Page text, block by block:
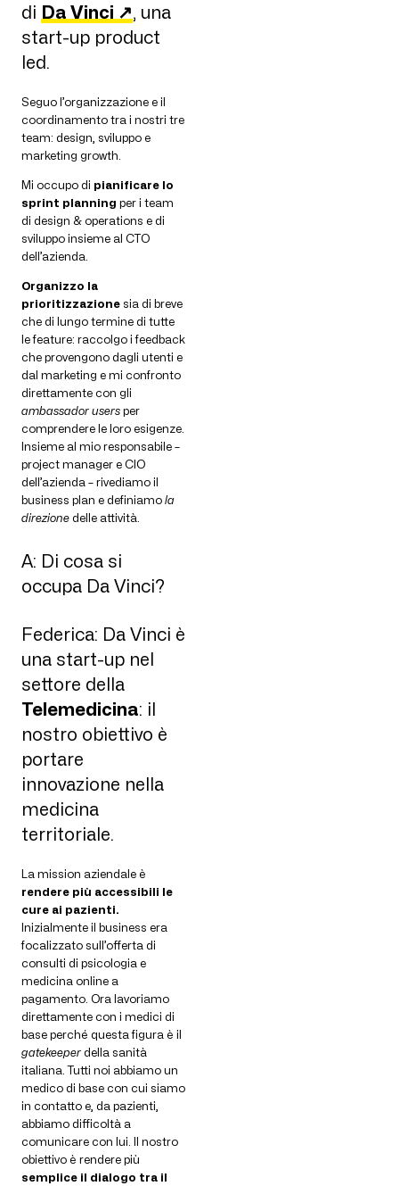
di Da Vinci ↗, una
start-up product
led.
Seguo l’organizzazione e il
coordinamento tra i nostri tre
team: design, sviluppo e
marketing growth.
Mi occupo di pianificare lo
sprint planning per i team
di design & operations e di
sviluppo insieme al CTO
dell’azienda.
Organizzo la
prioritizzazione sia di breve
che di lungo termine di tutte
le feature: raccolgo i feedback
che provengono dagli utenti e
dal marketing e mi confronto
direttamente con gli
ambassador usersper
comprendere le loro esigenze.
Insieme al mio responsabile –
project manager e CIO
dell’azienda – rivediamo il
business plan e definiamola
direzionedelle attività.
A: Di cosa si
occupa Da Vinci?
Federica: Da Vinci è
una start-up nel
settore della
Telemedicina: il
nostro obiettivo è
portare
innovazione nella
medicina
territoriale.
La mission aziendale è
rendere più accessibili le
cure ai pazienti.
Inizialmente il business era
focalizzato sull’offerta di
consulti di psicologia e
medicina online a
pagamento. Ora lavoriamo
direttamente con i medici di
base perché questa figura è il
gatekeeperdella sanità
italiana. Tutti noi abbiamo un
medico di base con cui siamo
in contatto e, da pazienti,
abbiamo difficoltà a
comunicare con lui. Il nostro
obiettivo è rendere più
semplice il dialogo tra il